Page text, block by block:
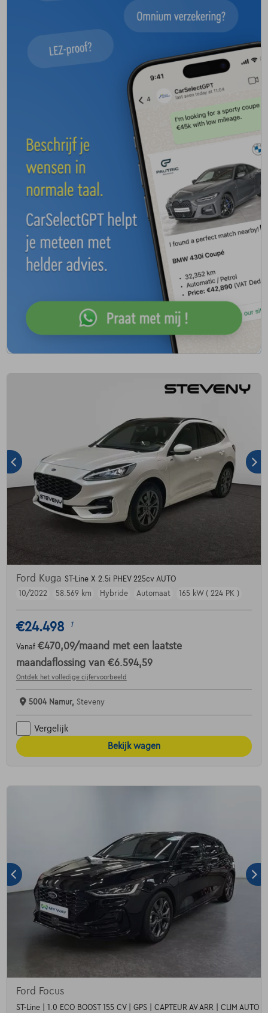
Ford Kuga ST-Line X 2.5i PHEV 225cv AUTO
10/2022
58.569 km Hybride Automaat 165 kW ( 224 PK )
€24.498 1
Vanaf €470,09/maand met een laatste
maandaflossing van €6.594,59
Ontdek het volledige cijfervoorbeeld
5004 Namur, Steveny
Vergelijk
Bekijk wagen
Ford Focus
ST-Line | 1.0 ECO BOOST 155 CV | GPS | CAPTEUR AV ARR | CLIM AUTO